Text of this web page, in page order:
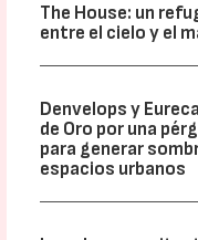
The House: un
entre el cielo y el
Denvelops y
de Oro por una
para generar
espacios urbanos